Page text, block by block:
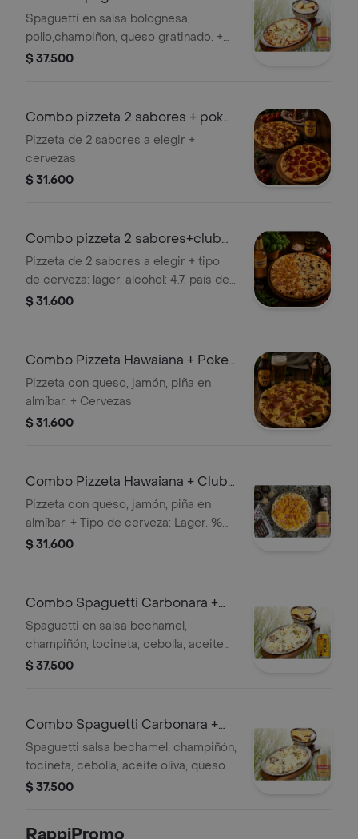
col. Dorada Lta 330ml
Spaguetti en salsa bolognesa,
pollo,champiñon, queso gratinado. +
Tipo de cerveza: Lager. % Alcohol:
$ 37.500
Combo pizzeta 2 sabores + poker
355 ml
Pizzeta de 2 sabores a elegir +
cervezas
$ 31.600
Combo pizzeta 2 sabores+club
col. dorada
Pizzeta de 2 sabores a elegir + tipo
de cerveza: lager. alcohol: 4.7. país de
origen: colombia, club col. dorada lta
$ 31.600
Combo Pizzeta Hawaiana + Poker
355 ml
Pizzeta con queso, jamón, piña en
almíbar. + Cervezas
$ 31.600
Combo Pizzeta Hawaiana + Club
col. Dorada Lta 330ml
Pizzeta con queso, jamón, piña en
almíbar. + Tipo de cerveza: Lager. %
Alcohol: 4.7%. País de origen:
$ 31.600
Combo Spaguetti Carbonara +
Poker 355 ml
Spaguetti en salsa bechamel,
champiñón, tocineta, cebolla, aceite
de oliva, queso gratinado. + Cervezas
$ 37.500
Combo Spaguetti Carbonara +
Club col. Dorada Lta 330ml
Spaguetti salsa bechamel, champiñón,
tocineta, cebolla, aceite oliva, queso
gratinado + Cerveza Lager 4.7%
$ 37.500